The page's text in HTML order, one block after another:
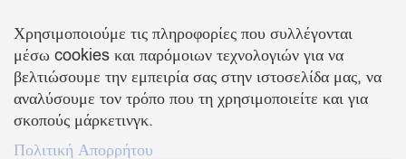
Εγγραφείτε στο Newsletter και ενημερωθείτε για νέα προϊόντα,
τάσεις και προσφορές, καθώς και για να λάβετεκουπόνι έκπτωσης
10%με την πρώτη σας αγορά!
ΒΑΛΛΗΣ Χ.-ΑΒΑΓΙΑΝΟΣ Ε. ΕΜΠΟΡΙΚΗ ΕΤΑΙΡΕΙΑ Ο.Ε.
Χρησιμοποιούμε τις πληροφορίες που συλλέγονται
μέσω cookies και παρόμοιων τεχνολογιών για να
βελτιώσουμε την εμπειρία σας στην ιστοσελίδα μας, να
αναλύσουμε τον τρόπο που τη χρησιμοποιείτε και για
σκοπούς μάρκετινγκ.
Πολιτική Απορρήτου